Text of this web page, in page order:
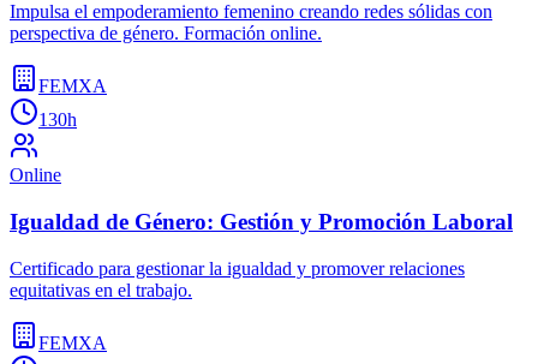
Impulsa el empoderamiento femenino creando redes sólidas con
perspectiva de género. Formación online.
FEMXA
130h
Online
Igualdad de Género: Gestión y Promoción Laboral
Certificado para gestionar la igualdad y promover relaciones
equitativas en el trabajo.
FEMXA